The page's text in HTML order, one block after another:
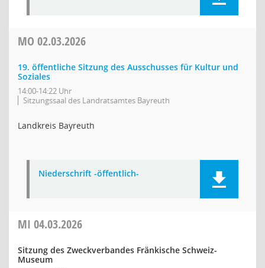
MO 02.03.2026
19. öffentliche Sitzung des Ausschusses für Kultur und
Soziales
14:00-14:22 Uhr
Sitzungssaal des Landratsamtes Bayreuth
Landkreis Bayreuth
Niederschrift -öffentlich-
MI 04.03.2026
Sitzung des Zweckverbandes Fränkische Schweiz-
Museum